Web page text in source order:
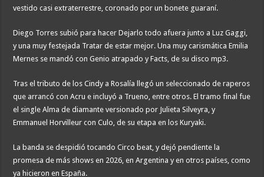
vestido casi extraterrestre, coronado por un bonete guaraní.
Diego Torres subió para hacer Dejarlo todo afuera junto a Luz Gaggi,
y una muy festejada Tratar de estar mejor. Una muy carismática Emilia
Mernes se mandó con Genio atrapado y Facts, de su disco mp3.
Tras el tributo de los Cindy a Rosalía llegó un seleccionado de raperos
que arrancó con Acru e incluyó a Trueno, entre otros. El tramo final fue
el single Alma de diamante versionado por Julieta Silveyra, y
Emmanuel Horvilleur con Culo, de su etapa en los Kuryaki.
La banda se despidió tocando Circo beat, y dejó pendiente la
promesa de más shows en 2026, en Argentina y en otros países, como
ya hicieron en España.